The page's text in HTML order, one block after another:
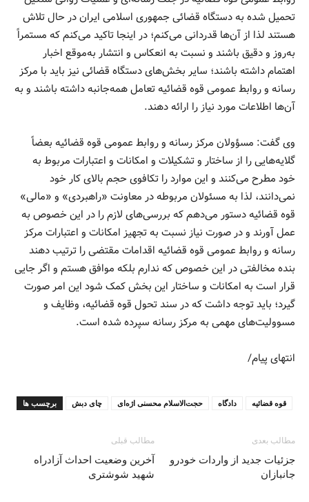
تحمیل شده به دستگاه قضائی جمهوری اسلامی ایران در حال تلاش
هستند لذا از آن‌ها قدردانی می‌کنم؛ در اینجا تاکید می‌کنم که مستمراً
به‌روز و دقیق باشند و نسبت به انعکاس و انتشار به‌موقع اخبار
اهتمام داشته باشند؛ سایر بخش‌های دستگاه قضائی نیز باید با مرکز
رسانه و روابط عمومی قوه قضائیه تعامل همه‌جانبه داشته باشند و به
آن‌ها اطلاعات مورد نیاز را ارائه دهند.
وی گفت: مسؤولان مرکز رسانه و روابط عمومی قوه قضائیه بعضاً
گلایه‌هایی را از ساختار و تشکیلات و امکانات و اعتبارات مربوط به
خود مطرح می‌کنند و این موارد را تکافوی حجم بالای کار خود
نمی‌دانند، لذا به مسئولان مربوطه در معاونت «راهبردی» و «مالی»
قوه قضائیه دستور می‌دهم که بررسی‌های لازم را در این خصوص به
عمل آورند و در صورت نیاز نسبت به تجهیز امکانات و اعتبارات مرکز
رسانه و روابط عمومی قوه قضائیه اقدامات مقتضی را ترتیب دهند
بنده مخالفتی در این خصوص که ندارم بلکه موافق هستم و اگر جایی
قرار است به امکانات و ساختار این بخش کمک شود این امر صورت
گیرد؛ باید توجه داشت که در سند تحول قوه قضائیه، وظایف و
مسوولیت‌های مهمی به مرکز رسانه سپرده شده است.
انتهای پیام/
برچسب ها چای دبش حجت‌الاسلام محسنی اژه‌ای دادگاه قوه قضائیه
مطالب قبلی
آخرین وضعیت احداث آزادراه
شهید شوشتری
مطالب بعدی
جزئیات جدید از واردات خودرو
جانبازان